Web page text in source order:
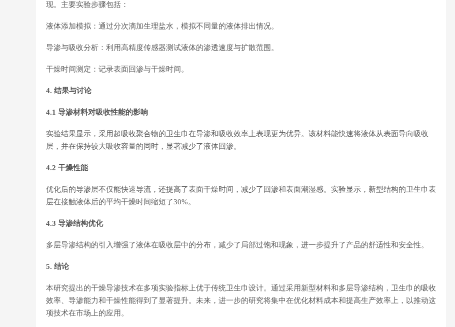
现。主要实验步骤包括：
液体添加模拟：通过分次滴加生理盐水，模拟不同量的液体排出情况。
导渗与吸收分析：利用高精度传感器测试液体的渗透速度与扩散范围。
干燥时间测定：记录表面回渗与干燥时间。
4. 结果与讨论
4.1 导渗材料对吸收性能的影响
实验结果显示，采用超吸收聚合物的卫生巾在导渗和吸收效率上表现更为优异。该材料能快速将液体从表面导向吸收
层，并在保持较大吸收容量的同时，显著减少了液体回渗。
4.2 干燥性能
优化后的导渗层不仅能快速导流，还提高了表面干燥时间，减少了回渗和表面潮湿感。实验显示，新型结构的卫生巾表
层在接触液体后的平均干燥时间缩短了30%。
4.3 导渗结构优化
多层导渗结构的引入增强了液体在吸收层中的分布，减少了局部过饱和现象，进一步提升了产品的舒适性和安全性。
5. 结论
本研究提出的干燥导渗技术在多项实验指标上优于传统卫生巾设计。通过采用新型材料和多层导渗结构，卫生巾的吸收
效率、导渗能力和干燥性能得到了显著提升。未来，进一步的研究将集中在优化材料成本和提高生产效率上，以推动这
项技术在市场上的应用。